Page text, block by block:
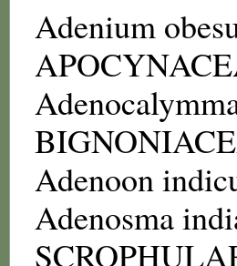
Adenium
Adenoon
Adenosma